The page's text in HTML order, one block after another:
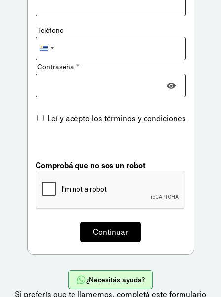
Teléfono
Uruguay
+598
Contraseña *
Leí y acepto los términos y condiciones
Comprobá que no sos un robot
¿Necesitás ayuda?
Si preferís que te llamemos, completá este formulario